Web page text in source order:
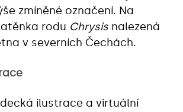
zmíněné označení. Na
rodu Chrysis nalezená
v severních Čechách.
ilustrace a virtuální